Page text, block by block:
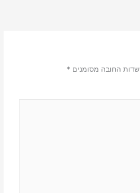
שדות החובה מסומנים *